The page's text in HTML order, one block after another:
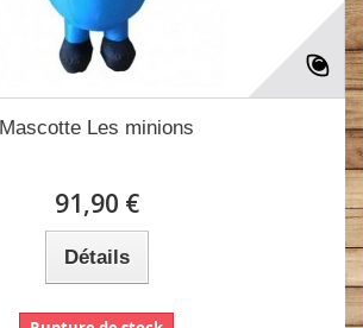
Mascotte Les minions
91,90 €
Détails